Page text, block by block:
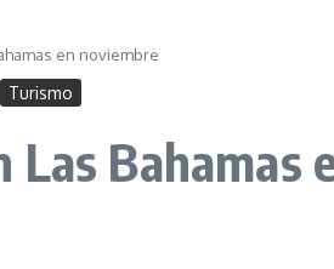
en noviembre
Turismo
Las Bahamas